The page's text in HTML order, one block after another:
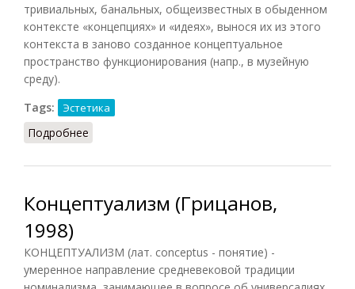
тривиальных, банальных, общеизвестных в обыденном
контексте «концепциях» и «идеях», вынося их из этого
контекста в заново созданное концептуальное
пространство функционирования (напр., в музейную
среду).
Tags:
Эстетика
Подробнее
Концептуализм (Грицанов,
1998)
КОНЦЕПТУАЛИЗМ (лат. conceptus - понятие) -
умеренное направление средневековой традиции